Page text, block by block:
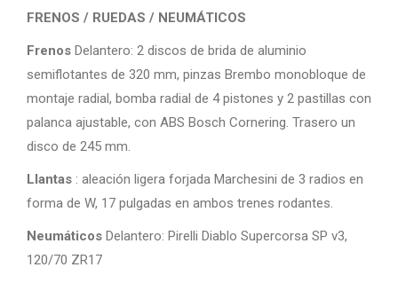
FRENOS / RUEDAS / NEUMÁTICOS
Frenos Delantero: 2 discos de brida de aluminio
semiflotantes de 320 mm, pinzas Brembo monobloque de
montaje radial, bomba radial de 4 pistones y 2 pastillas con
palanca ajustable, con ABS Bosch Cornering. Trasero un
disco de 245 mm.
Llantas : aleación ligera forjada Marchesini de 3 radios en
forma de W, 17 pulgadas en ambos trenes rodantes.
Neumáticos Delantero: Pirelli Diablo Supercorsa SP v3,
120/70 ZR17